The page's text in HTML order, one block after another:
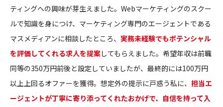
ティングへの興味が芽生えました。Webマーケティングのスクー
ルで知識を身につけ、マーケティング専門のエージェントである
マスメディアンに相談したところ、 実務未経験でもポテンシャル
を評価してくれる求人を提案してもらえました。希望年収は前職
同等の350万円前後と設定していましたが、最終的には100万円
以上上回るオファーを獲得。想定外の提示に戸惑う私に、 担当エ
ージェントが丁寧に寄り添ってくれたおかげで、自信を持って入